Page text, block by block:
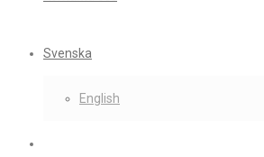
Svenska
English